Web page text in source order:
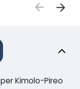
Kimolo-Pireo